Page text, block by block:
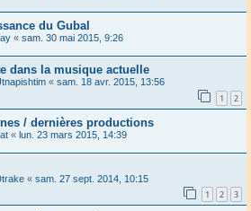
du Gubal
« sam. 30 mai 2015, 9:26
dans la musique actuelle
« sam. 18 avr. 2015, 13:56
1 2
/ dernières productions
« lun. 23 mars 2015, 14:39
« sam. 27 sept. 2014, 10:15
1 2 3